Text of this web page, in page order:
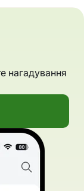
нагадування